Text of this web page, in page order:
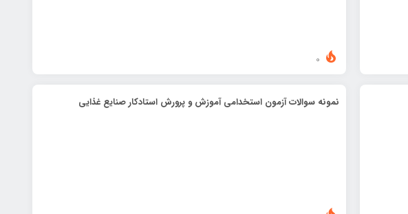
نمونه سوالات آزمون استخدامی آموزش و پرورش استادکار صنایع غذایی